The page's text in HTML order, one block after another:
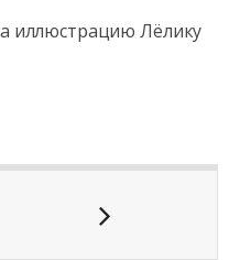
иллюстрацию Лёлику